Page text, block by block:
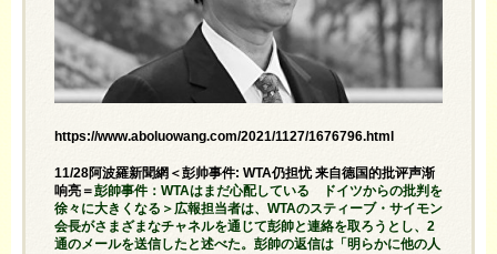
https://www.aboluowang.com/2021/1127/1676796.html
11/28阿波羅新聞網＜彭帅事件: WTA仍担忧 来自德国的批评声渐
响亮＝彭帥事件：WTAはまだ心配している ドイツからの批判を
徐々に大きくなる＞広報担当者は、WTAのスティーブ・サイモン
会長がさまざまなチャネルを通じて彭帥と連絡を取ろうとし、2
通のメールを送信したと述べた。彭帥の返信は「明らかに他の人